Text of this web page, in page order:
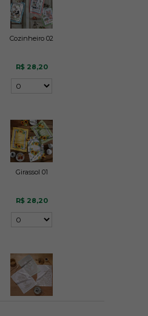
Cozinheiro 02
R$ 28,20
Girassol 01
R$ 28,20